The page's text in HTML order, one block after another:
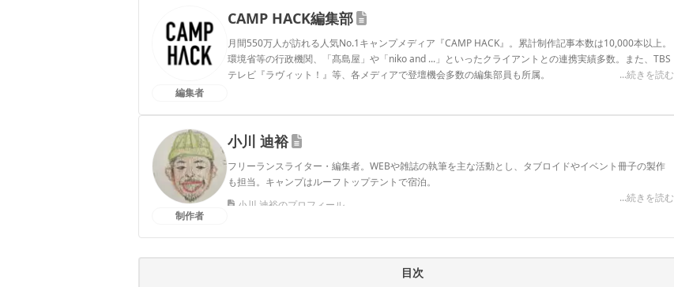
編集者
CAMP HACK編集部
月間550万人が訪れる人気No.1キャンプメディア『CAMP HACK』。累計制作記事本数は10,000本以上。
環境省等の行政機関、「髙島屋」や「niko and ...」といったクライアントとの連携実績多数。また、TBS
テレビ『ラヴィット！』等、各メディアで登壇機会多数の編集部員も所属。
...続きを読む
制作者
小川 迪裕
フリーランスライター・編集者。WEBや雑誌の執筆を主な活動とし、タブロイドやイベント冊子の製作
も担当。キャンプはルーフトップテントで宿泊。
...続きを読む
小川 迪裕のプロフィール
目次